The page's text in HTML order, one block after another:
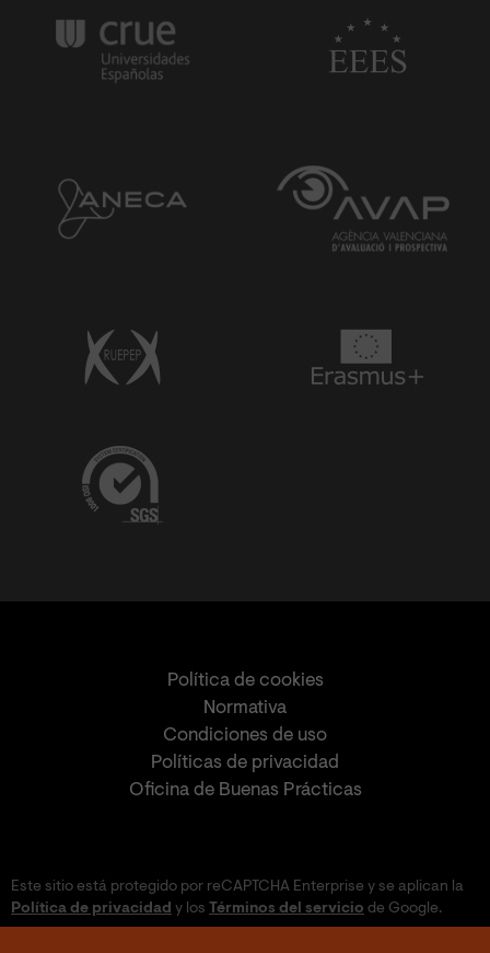
Política de cookies
Normativa
Condiciones de uso
Políticas de privacidad
Oficina de Buenas Prácticas
Este sitio está protegido por reCAPTCHA Enterprise y se aplican la
Política de privacidad y los Términos del servicio de Google.